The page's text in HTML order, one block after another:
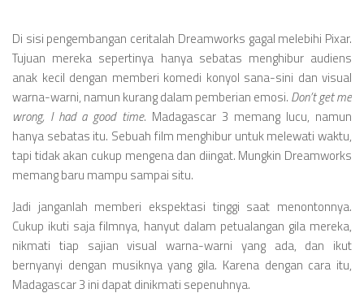
Di sisi pengembangan ceritalah Dreamworks gagal melebihi Pixar.
Tujuan mereka sepertinya hanya sebatas menghibur audiens
anak kecil dengan memberi komedi konyol sana-sini dan visual
warna-warni, namun kurang dalam pemberian emosi. Don’t get me
wrong, I had a good time. Madagascar 3 memang lucu, namun
hanya sebatas itu. Sebuah film menghibur untuk melewati waktu,
tapi tidak akan cukup mengena dan diingat. Mungkin Dreamworks
memang baru mampu sampai situ.
Jadi janganlah memberi ekspektasi tinggi saat menontonnya.
Cukup ikuti saja filmnya, hanyut dalam petualangan gila mereka,
nikmati tiap sajian visual warna-warni yang ada, dan ikut
bernyanyi dengan musiknya yang gila. Karena dengan cara itu,
Madagascar 3 ini dapat dinikmati sepenuhnya.